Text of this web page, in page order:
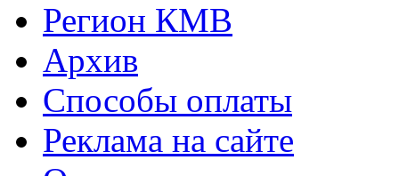
Регион КМВ
Архив
Способы оплаты
Реклама на сайте